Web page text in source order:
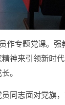
专题党课。强
神来引领新时
。
志面对党旗